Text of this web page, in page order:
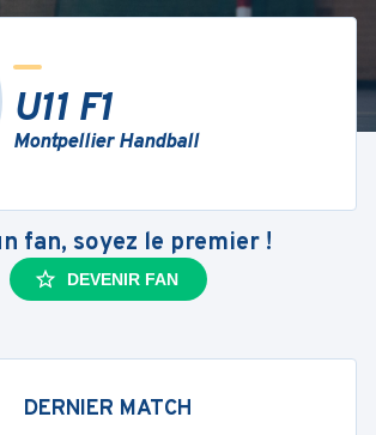
U11 F1
Montpellier Handball
fan, soyez le premier !
DEVENIR FAN
DERNIER MATCH